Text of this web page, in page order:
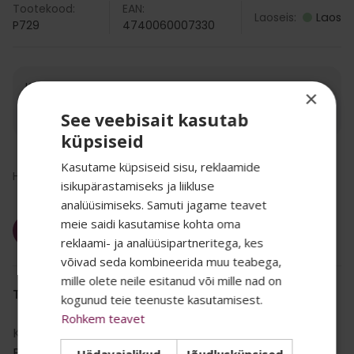
Tootekood:
P729
EAN:
4740060007330
Laoseis: Laos
Kogus:
Hind/TK: 26.14€ 2,61€/kg
Hind kokku: 26.14
(km-ga)
Lisa korvi
TOOTE INFO
Kategooria:
×
See veebisait kasutab
küpsiseid
Kasutame küpsiseid sisu, reklaamide
isikupärastamiseks ja liikluse
analüüsimiseks. Samuti jagame teavet
meie saidi kasutamise kohta oma
reklaami- ja analüüsipartneritega, kes
võivad seda kombineerida muu teabega,
mille olete neile esitanud või mille nad on
kogunud teie teenuste kasutamisest.
Rohkem teavet
SALADUST TAHAD
TEADA? 👀
Oma uudiskirjas jagame kõige